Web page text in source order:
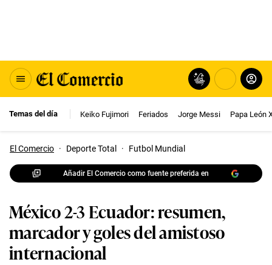
Temas del día Keiko Fujimori Feriados Jorge Messi Papa León
El Comercio · Deporte Total · Futbol Mundial
Añadir El Comercio como fuente preferida en
México 2-3 Ecuador: resumen,
marcador y goles del amistoso
internacional